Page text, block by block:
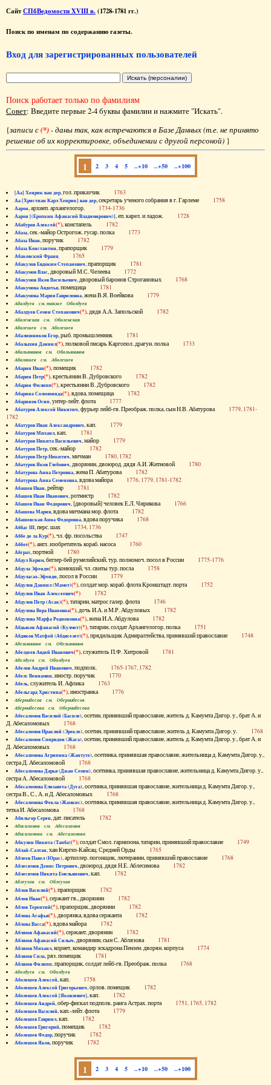
СайтСПбВедомости XVIII в. (1728-1781 гг.)
Поиск по именам по содержанию газеты.
Вход для зарегистрированных пользователей
Поиск работает только по фамилиям
Совет: Введите первые 2-4 буквы фамилии и нажмите "Искать".
{записи с(*)- даны так, как встречаются в Базе Данных (т.е. не принято
решение об их корректировке, объединении с другой персоной) }
1 2 3 4 5 ..+10 ..+50 ..+100
[Аа] Хенрик ван дер, гол. приказчик 1763
Аа [Христиан Карл Хенрик] ван дер, секретарь ученого собрания в г. Гарлеме 1758
Аарон, архиеп. архангелогор. 1734-1736
Аарон [(Еропкин Афанасий Владимирович)], еп. карел. и ладож. 1728
Абабуров Алексей(*), констапель 1782
Абаза, сек.-майор Острогож. гусар. полка 1773
Абаза Иван, поручик 1782
Абаза Константин, прапорщик 1779
Абаковский Франц 1765
Абакулов Евдоким Степанович, прапорщик 1781
Абакумов Влас, дворовый М.С. Челеева 1772
Абакумов Яков Васильевич, дворовый баронов Строгановых 1768
Абакумова Авдотья, помещица 1781
Абакумова Мария Гавриловна, жена В.Я. Воейкова 1779
Абалдуев см. также Оболдуев
Абалдуев Семен Степанович(*), дядя А.А. Запольской 1782
Абаленская см. Оболенская
Абалешев см. Аболешев
Абалишников Егор, рыб. промышленник 1781
Абалыхин Даниил(*), полковой писарь Каргопол. драгун. полка 1733
Абальянинов см. Обольянинов
Абаляшев см. Аболешев
Абарин Иван(*), помещик 1782
Абарин Петр(*), крестьянин В. Дубровского 1782
Абарин Филипп(*), крестьянин В. Дубровского 1782
Абарина Соломонида(*), вдова, помещица 1782
Абаринов Осип, унтер-лейт. флота 1777
Абатуров Алексей Никитич, фурьер лейб-гв. Преображ. полка, сын Н.В. Абатурова 1779, 1781-
1782
Абатуров Иван Александрович, кап. 1779
Абатуров Михаил, кап. 1781
Абатуров Никита Васильевич, майор 1779
Абатуров Петр, сек.-майор 1782
Абатуров Петр Никитич, мичман 1780, 1782
Абатуров Яков Глебович, дворянин, двоюрод. дядя А.И. Житновой 1780
Абатурова Анна Петровна, жена П. Абатурова 1782
Абатурова Анна Семеновна, вдова майора 1776, 1779, 1781-1782
Абашев Иван, рейтар 1781
Абашев Иван Иванович, ротмистр 1782
Абашев Иван Федорович, [дворовый] человек Е.Л. Чирикова 1766
Абашева Мария, вдова мичмана мор. флота 1782
Абашевская Анна Федоровна, вдова поручика 1768
Аббас III, перс. шах 1734, 1736
Аббе де ла Кур(*), чл. фр. посольства 1747
Аббот(*), англ. изобретатель кораб. насоса 1760
Абграт, портной 1780
Абдул Керим, беглер-бей румелийский, тур. полномоч. посол в России 1775-1776
Абдула Эфенди(*), конюший, чл. свиты тур. посла 1758
Абдуласах-Эфенди, посол в России 1779
Абдулов Даниил (Мамет)(*), солдат мор. кораб. флота Кронштадт. порта 1752
Абдулов Иван Алексеевич(*) 1782
Абдулов Петр (Асак)(*), татарин, матрос галер. флота 1746
Абдулова Вера Ивановна(*), дочь И.А. и М.Р. Абдуловых 1782
Абдулова Марфа Родионовна(*), жена И.А. Абдулова 1782
Абдыков Афанасий (Кулмет)(*), татарин, солдат Архангелогор. полка 1751
Абдяков Матфей (Абдяселет)(*), прядильщик Адмиралтейства, принявший православие 1748
Абезьянинов см. Обезьянинов
Абелдеев Авдей Иванович(*), служитель П.Ф. Хитровой 1781
Абелдуев см. Оболдуев
Абелов Андрей Иванович, подполк. 1765-1767, 1782
Абелс Вениамин, иностр. поручик 1770
Абель, служитель И. Афлика 1763
Абельгард Христина(*), иностранка 1776
Абернибесов см. Обернибесов
Абернибесова см. Обернибесова
Абесаломов Василий (Басиле), осетин, принявший православие, житель д. Камумта Дигор. у., брат А. и
Д. Абесаломовых 1768
Абесаломов Ираклий (Эрекле), осетин, принявший православие, житель д. Камумта Дигор. у. 1768
Абесаломов Спиридон (Жага), осетин, принявший православие, житель д. Камумта Дигор. у., брат А. и
Д. Абесаломовых 1768
Абесаломова Агрипина (Жантуте), осетинка, принявшая православие, жительница д. Камумта Дигор. у.,
сестра Д. Абесаломовой 1768
Абесаломова Дарья (Джан Семен), осетинка, принявшая православие, жительница д. Камумта Дигор. у.,
сестра А. Абесаломовой 1768
Абесаломова Елизавета (Дуга), осетинка, принявшая православие, жительница д. Камумта Дигор. у.,
сестра В., С., А. и Д. Абесаломовых 1768
Абесаломова Фекла (Жамкис), осетинка, принявшая православие, жительница д. Камумта Дигор. у.,
тетка И. Абесаломова 1768
Абильгор Серен, дат. писатель 1782
Абисаломов см. Абесаломов
Абисаломова см. Абесаломова
Абкузин Никита (Танба)(*), солдат Смол. гарнизона, татарин, принявший православие 1749
Аблай-Салтан, хан Киргиз-Кайсац. Средней Орды 1765
Аблеев Павел (Юрас), артиллер. погонщик, лютеранин, принявший православие 1768
Аблесимов Денис Петрович, двоюрод. дядя Н.Е. Аблесимова 1782
Аблесимов Никита Емельянович, кап. 1782
Аблеухов см. Облеухов
Аблов Василий(*), прапорщик 1782
Аблов Иван(*), сержант гв., дворянин 1782
Аблов Терентий(*), прапорщик, дворянин 1782
Аблова Агафья(*), дворянка, вдова сержанта 1782
Аблова Васса(*), вдова майора 1782
Аблязов Афанасий(*), сержант, дворянин 1782
Аблязов Афанасий Силыч, дворянин, сын С. Аблязова 1781
Аблязов Михаил, корнет, командир эскадрона Пензен. дворян. корпуса 1774
Аблязов Сила, ряз. помещик 1781
Аблязов Филипп, прапорщик, солдат лейб-гв. Преображ. полка 1768
Аболдуев см. Оболдуев
Аболешев Алексей, кап. 1758
Аболешев Алексей Григорьевич, орлов. помещик 1782
Аболешев Алексей [Яковлевич], кап. 1782
Аболешев Андрей, обер-фискал подполк. ранга Астрах. порта 1751, 1765, 1782
Аболешев Василий, кап.-лейт. флота 1779
Аболешев Гавриил, кап. 1782
Аболешев Григорий, помещик 1782
Аболешев Федор, поручик 1782
Аболешев Яков, поручик 1782
1 2 3 4 5 ..+10 ..+50 ..+100